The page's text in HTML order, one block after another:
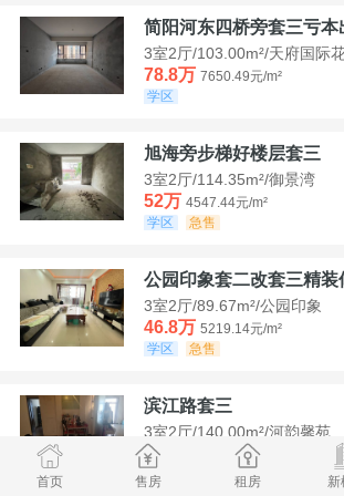
简阳河东四桥旁套三亏本
3室2厅/103.00m²/天府国际
78.8万 7650.49元/m²
学区
旭海旁步梯好楼层套三
3室2厅/114.35m²/御景湾
52万 4547.44元/m²
学区
急售
3室2厅/89.67m²/公园印象
46.8万 5219.14元/m²
学区
急售
滨江路套三
3室2厅/140.00m²/河韵馨苑
42万
3000元/m²
学区
首页 售房 租房 新